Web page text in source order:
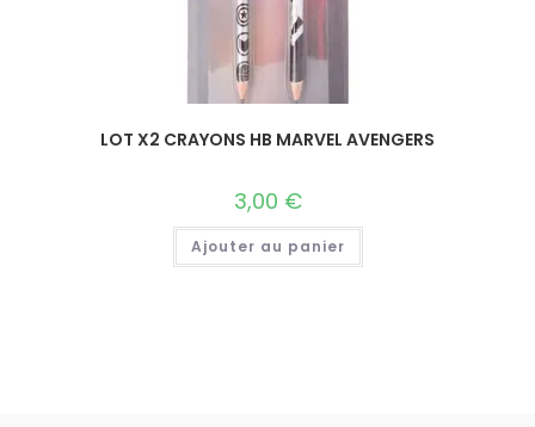
LOT X2 CRAYONS HB MARVEL AVENGERS
3,00 €
Ajouter au panier